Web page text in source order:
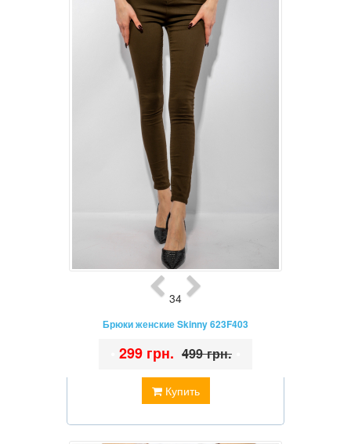
34
Брюки женские Skinny 623F403
Купить
299 грн. 499 грн.